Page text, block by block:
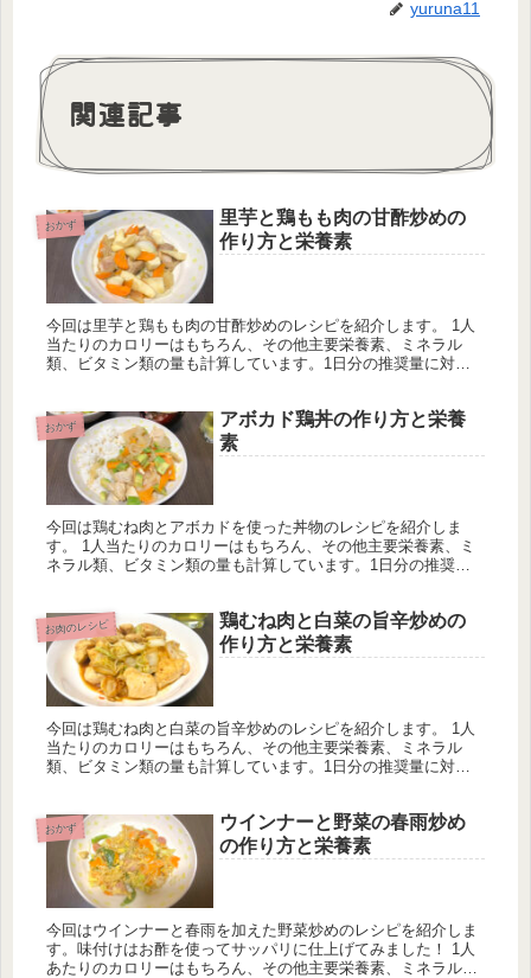
yuruna11
関連記事
おかず
里芋と鶏もも肉の甘酢炒めの
作り方と栄養素
今回は里芋と鶏もも肉の甘酢炒めのレシピを紹介します。 1人
当たりのカロリーはもちろん、その他主要栄養素、ミネラル
類、ビタミン類の量も計算しています。1日分の推奨量に対す
おかず
アボカド鶏丼の作り方と栄養
素
今回は鶏むね肉とアボカドを使った丼物のレシピを紹介しま
す。 1人当たりのカロリーはもちろん、その他主要栄養素、ミ
ネラル類、ビタミン類の量も計算しています。1日分の推奨量
お肉のレシピ
鶏むね肉と白菜の旨辛炒めの
作り方と栄養素
今回は鶏むね肉と白菜の旨辛炒めのレシピを紹介します。 1人
当たりのカロリーはもちろん、その他主要栄養素、ミネラル
類、ビタミン類の量も計算しています。1日分の推奨量に対す
おかず
ウインナーと野菜の春雨炒め
の作り方と栄養素
今回はウインナーと春雨を加えた野菜炒めのレシピを紹介しま
す。味付けはお酢を使ってサッパリに仕上げてみました！ 1人
あたりのカロリーはもちろん、その他主要栄養素、ミネラル